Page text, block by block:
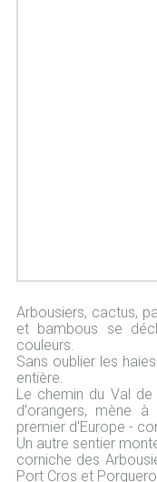
Arbousiers, cactus,
et bambous se
couleurs.
Sans oublier les
entière.
Le chemin du Val
d'orangers, mène
premier d'Europe -
Un autre sentier
corniche des
Port Cros et